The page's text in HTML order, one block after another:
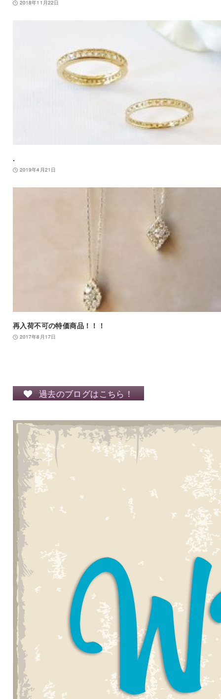
2018年11月22日
.
2019年4月21日
再入荷不可の特価商品！！！
2017年8月17日
過去のブログはこちら！